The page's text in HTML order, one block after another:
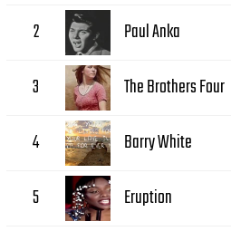
2 Paul Anka
3 The Brothers Four
4 Barry White
5 Eruption